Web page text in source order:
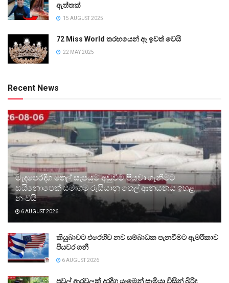
ඇත්තක්
15 AUGUST 2025
72 Miss World තරඟයෙන් ඈ ඉවත් වෙයි
22 MAY 2025
Recent News
මැදපෙරදිග තෙල් සැපයුම අඩුවීම පියවා ගැනීමට
සයිනොපෙක් සමාගම රුසියානු තෙල් ආනයනය ඉහළ
නංවයි
6 AUGUST 2026
කියුබාවට එරෙහිව නව සම්බාධක පැනවීමට ඇමරිකාව
පියවර ගනී
6 AUGUST 2026
පවුල් ආරවුලක් දුරදිග යෑමෙන් සැමියා විසින් බිරිඳ